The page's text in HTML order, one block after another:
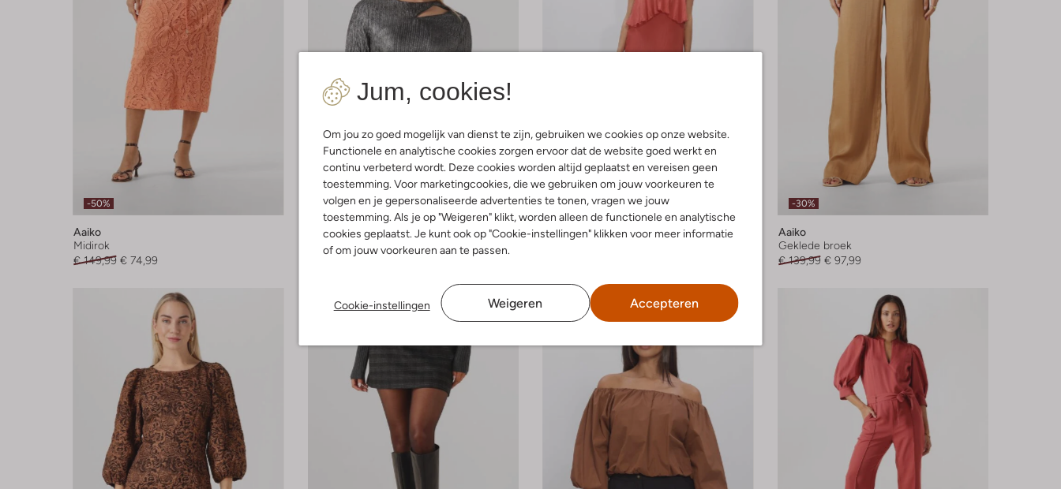
Jum, cookies!
Om jou zo goed mogelijk van dienst te zijn, gebruiken we cookies op onze website.
Functionele en analytische cookies zorgen ervoor dat de website goed werkt en
continu verbeterd wordt. Deze cookies worden altijd geplaatst en vereisen geen
toestemming. Voor marketingcookies, die we gebruiken om jouw voorkeuren te
volgen en je gepersonaliseerde advertenties te tonen, vragen we jouw
toestemming. Als je op "Weigeren" klikt, worden alleen de functionele en analytische
cookies geplaatst. Je kunt ook op "Cookie-instellingen" klikken voor meer informatie
of om jouw voorkeuren aan te passen.
Cookie-instellingen Weigeren Accepteren
-50%
Aaiko
Midirok
€ 149,99 € 74,99
-50%
Aaiko
Top
€ 39,99
-30%
Aaiko
-30%
Aaiko
Geklede broek
€ 139,99 € 97,99